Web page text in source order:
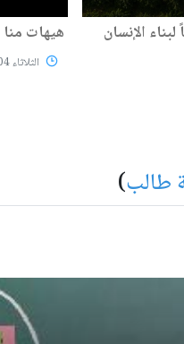
الإنسان
هيهات منا
الثلاثاء 04 آب 2026
طالب)